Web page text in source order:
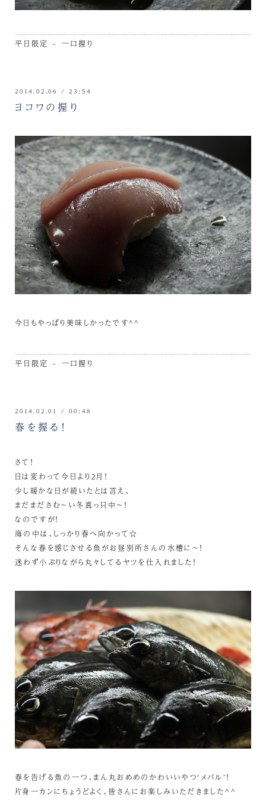
平日限定 - 一口握り
2014.02.06 / 23:54
ヨコワの握り
今日もやっぱり美味しかったです^^
平日限定 - 一口握り
2014.02.01 / 00:48
春を握る！
さて！
日は変わって今日より２月！
少し暖かな日が続いたとは言え、
まだまださむ～い冬真っ只中～！
なのですが！
海の中は、しっかり春へ向かって☆
そんな春を感じさせる魚がお昼別所さんの水槽に～！
迷わず小ぶりながら丸々してるヤツを仕入れました！
春を告げる魚の一つ、まん丸おめめのかわいいやつ‘メバル’！
片身一カンにちょうどよく、皆さんにお楽しみいただきました^^